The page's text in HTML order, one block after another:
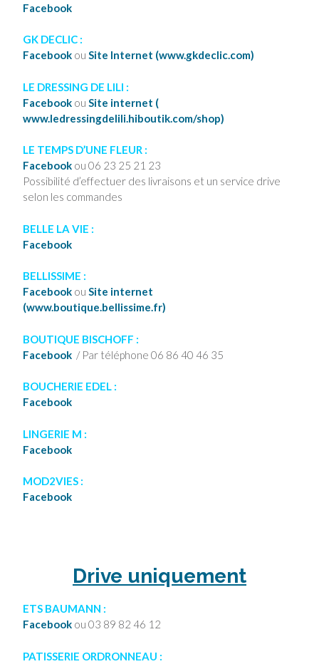
Facebook
GK DECLIC :
Facebook ou Site Internet (www.gkdeclic.com)
LE DRESSING DE LILI :
Facebook ou Site internet (
www.ledressingdelili.hiboutik.com/shop)
LE TEMPS D’UNE FLEUR :
Facebook ou 06 23 25 21 23
Possibilité d’effectuer des livraisons et un service drive
selon les commandes
BELLE LA VIE :
Facebook
BELLISSIME :
Facebook ou Site internet
(www.boutique.bellissime.fr)
BOUTIQUE BISCHOFF :
Facebook / Par téléphone 06 86 40 46 35
BOUCHERIE EDEL :
Facebook
LINGERIE M :
Facebook
MOD2VIES :
Facebook
Drive uniquement
ETS BAUMANN :
Facebook ou 03 89 82 46 12
PATISSERIE ORDRONNEAU :